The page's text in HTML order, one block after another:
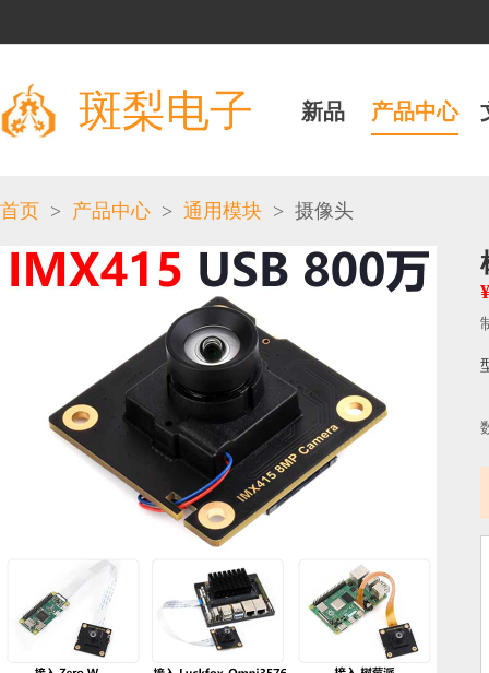
斑梨电子 新品 产品中心
首页 > 产品中心 > 通用模块 > 摄像头